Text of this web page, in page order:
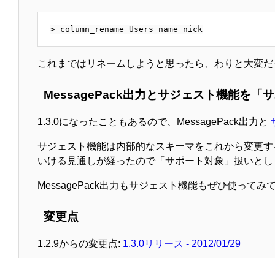
これまではリネームしようと思ったら、わりと大変
MessagePack出力とサジェスト機能を「
1.3.0になったこともあるので、MessagePack出力と
サジェスト機能は内部的なスキーマをこれから変更
いける見通しが経ったので「サポート対象」扱いとし
MessagePack出力もサジェスト機能もぜひ使ってみて
変更点
1.2.9からの変更点: 1.3.0リリース - 2012/01/29